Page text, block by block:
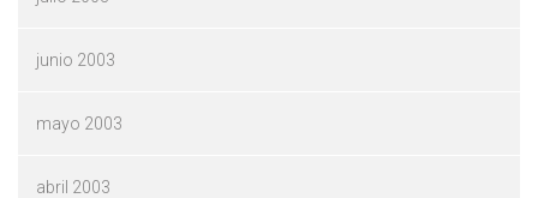
junio 2003
mayo 2003
abril 2003